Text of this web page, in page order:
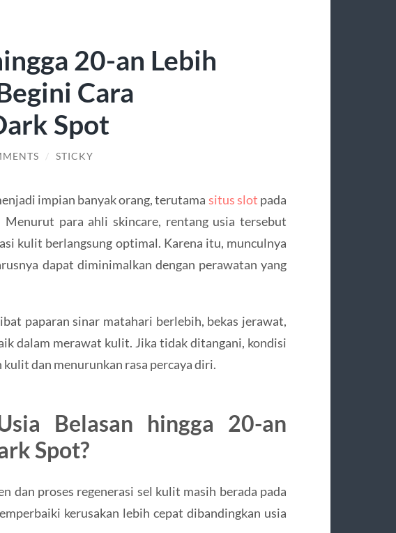
20-an Lebih
Cara
Spot
/ STICKY
impian banyak orang, terutama situs slot pada
Menurut para ahli skincare, rentang usia tersebut
kulit berlangsung optimal. Karena itu, munculnya
dapat diminimalkan dengan perawatan yang
paparan sinar matahari berlebih, bekas jerawat,
dalam merawat kulit. Jika tidak ditangani, kondisi
dan menurunkan rasa percaya diri.
Belasan hingga 20-an
Spot?
dan proses regenerasi sel kulit masih berada pada
kerusakan lebih cepat dibandingkan usia